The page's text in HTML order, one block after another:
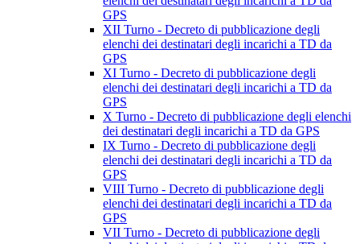
GPS
XII Turno - Decreto di pubblicazione degli
elenchi dei destinatari degli incarichi a TD da
GPS
XI Turno - Decreto di pubblicazione degli
elenchi dei destinatari degli incarichi a TD da
GPS
X Turno - Decreto di pubblicazione degli elenchi
dei destinatari degli incarichi a TD da GPS
IX Turno - Decreto di pubblicazione degli
elenchi dei destinatari degli incarichi a TD da
GPS
VIII Turno - Decreto di pubblicazione degli
elenchi dei destinatari degli incarichi a TD da
GPS
VII Turno - Decreto di pubblicazione degli